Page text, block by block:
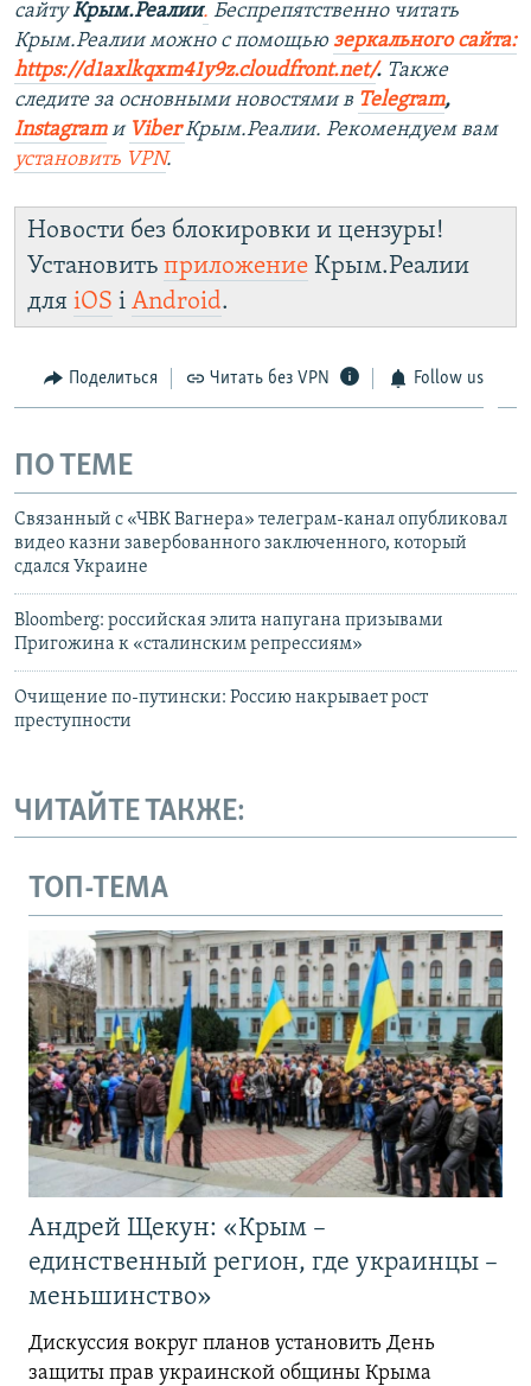
сайтуКрым.Реалии. Беспрепятственно читать
Крым.Реалии можно с помощью зеркального сайта:
https://d1axlkqxm41y9z.cloudfront.net/. ​ Также
следите за основными новостями в Telegram,
Instagram и ViberКрым.Реалии. Рекомендуем вам
установить VPN.
Новости без блокировки и цензуры!
Установить приложение Крым.Реалии
для iOS і Android.
Поделиться Читать без VPN Follow us
ПО ТЕМЕ
Связанный с «ЧВК Вагнера» телеграм-канал опубликовал
видео казни завербованного заключенного, который
сдался Украине
Bloomberg: российская элита напугана призывами
Пригожина к «сталинским репрессиям»
Очищение по-путински: Россию накрывает рост
преступности
ЧИТАЙТЕ ТАКЖЕ:
ТОП-ТЕМА
Андрей Щекун: «Крым –
единственный регион, где украинцы –
меньшинство»
Дискуссия вокруг планов установить День
защиты прав украинской общины Крыма